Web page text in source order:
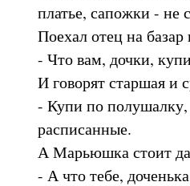
платье, сапожки - не
Поехал отец на
- Что вам, дочки,
И говорят старшая и
- Купи по полушалку,
расписанные.
А Марьюшка стоит
- А что тебе,